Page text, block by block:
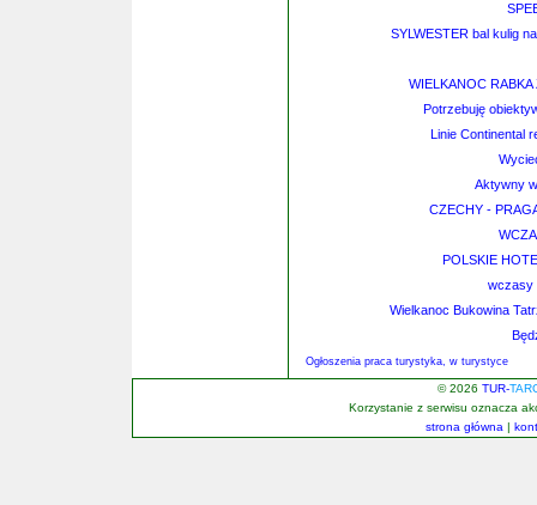
SYLWESTER bal kulig
WIELKANOC
Potrzebuję
Linie Continental
Aktywny
CZECHY -
POLSKIE
wczasy
Wielkanoc Bukowina
Ogłoszenia praca turystyka, w turystyce
© 2026 TUR-
Korzystanie z serwisu oznacza
strona główna |